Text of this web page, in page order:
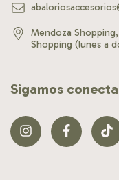
Mendoza
Shopping (lunes a
Sigamos